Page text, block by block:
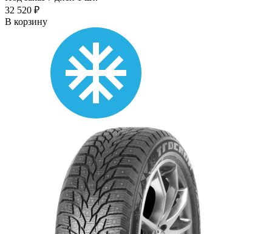
32 520 ₽
В корзину